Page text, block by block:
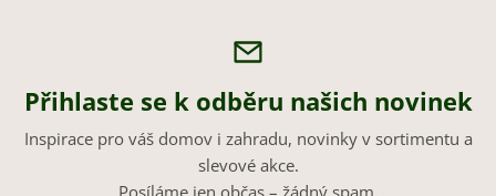
Přihlaste se k odběru našich novinek
Inspirace pro váš domov i zahradu, novinky v sortimentu a
slevové akce.